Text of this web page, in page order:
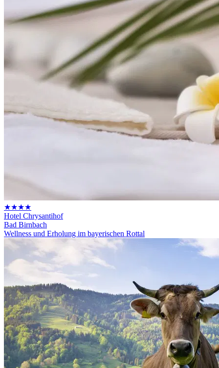
★★★★
Hotel Chrysantihof
Bad Birnbach
Wellness und Erholung im bayerischen Rottal